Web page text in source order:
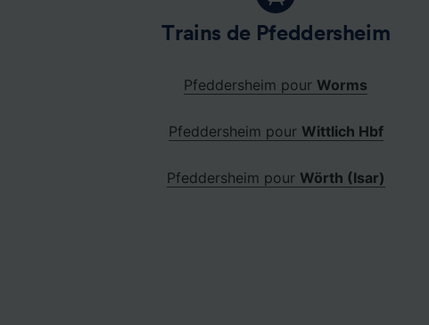
Trains de Pfeddersheim
Pfeddersheim pour Worms
Pfeddersheim pour Wittlich Hbf
Pfeddersheim pour Wörth (Isar)